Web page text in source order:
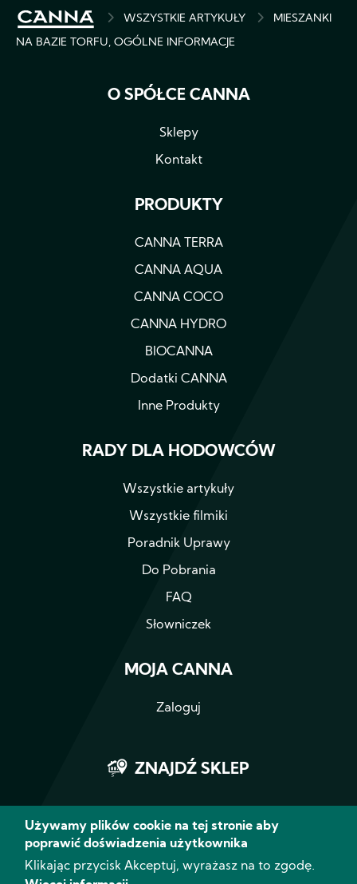
BREADCRUMBWSZYSTKIE ARTYKUŁY
MIESZANKI
NA BAZIE TORFU, OGÓLNE INFORMACJE
O SPÓŁCE CANNA
Sklepy
Kontakt
PRODUKTY
CANNA TERRA
CANNA AQUA
CANNA COCO
CANNA HYDRO
BIOCANNA
Dodatki CANNA
Inne Produkty
RADY DLA HODOWCÓW
Wszystkie artykuły
Wszystkie filmiki
Poradnik Uprawy
Do Pobrania
FAQ
Słowniczek
MOJA CANNA
Zaloguj
ZNAJDŹ SKLEP
Facebook
Instagram
YouTube
Używamy plików cookie na tej stronie aby
poprawić doświadzenia użytkownika
Klikając przycisk Akceptuj, wyrażasz na to zgodę.